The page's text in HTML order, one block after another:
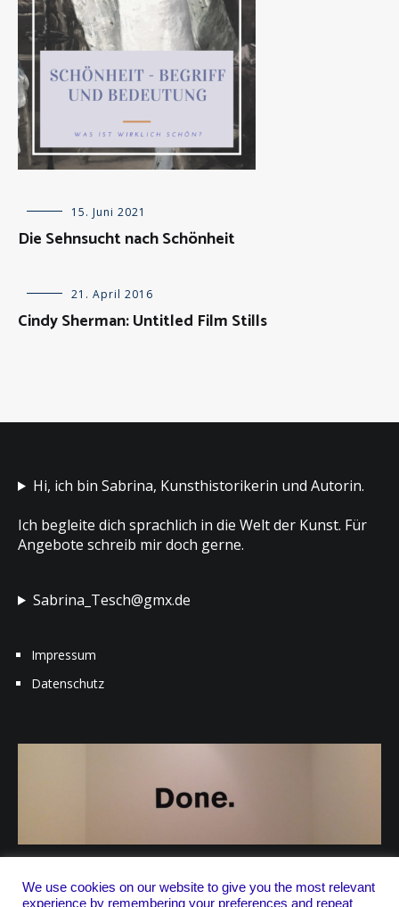
Allgemein ,
15. Juni 2021
Die Sehnsucht nach Schönheit
Besprechungen
Kunstwerke ,
21. April 2016
Cindy Sherman: Untitled Film Stills
Hi, ich bin Sabrina, Kunsthistorikerin und Autorin.
Ich begleite dich sprachlich in die Welt der Kunst. Für
Angebote schreib mir doch gerne.
Sabrina_Tesch@gmx.de
Impressum
Datenschutz
We use cookies on our website to give you the most relevant
experience by remembering your preferences and repeat